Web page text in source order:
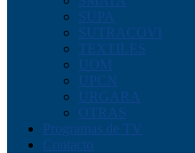
SUPA
SUTRACOVI
TEXTILES
UOM
UPCN
URGARA
OTRAS
Programas de TV
Contacto